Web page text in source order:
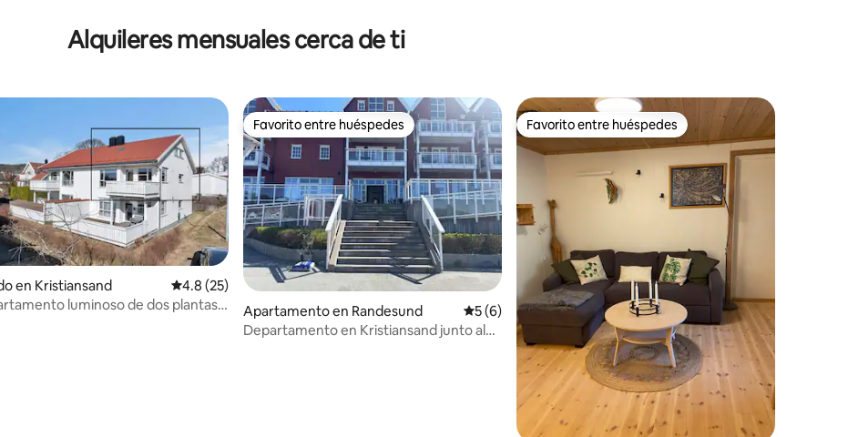
Alquileres mensuales cerca de ti
5 de 5, 7 reseñas
en Kristiansand Calificación promedio: 4.8 de 5, 25 reseñas
4.8 (25)
luminoso de dos plantas
Favorito entre huéspedes
Favorito entre huéspedes
Apartamento en Randesund Calificación promedio: 5 de 5, 6 reseñas
5 (6)
Departamento en Kristiansand junto al
Favorito entre huéspedes
Favorito entre huéspedes